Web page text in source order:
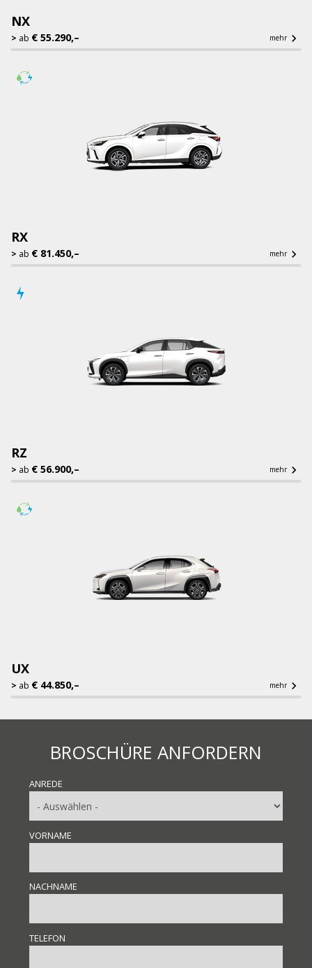
NX
mehr
ab € 55.290,–
RX
mehr
ab € 81.450,–
RZ
mehr
ab € 56.900,–
UX
mehr
ab € 44.850,–
BROSCHÜRE ANFORDERN
ANREDE
VORNAME
NACHNAME
TELEFON